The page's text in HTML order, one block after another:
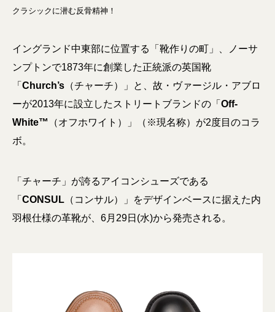
クラシックに潜む反骨精神！
イングランド中東部に位置する「靴作りの町」、ノーサ
ンプトンで1873年に創業した正統派の英国靴
「 Church’s （チャーチ）」と、故・ヴァージル・アブロ
ーが2013年に設立したストリートブランドの「 Off-
White™
（オフホワイト）」（※現名称）が2度目のコラ
ボ。
「チャーチ」が誇るアイコンシューズである
「 CONSUL （コンサル）」をデザインベースに据えた内
羽根仕様の革靴が、6月29日(水)から発売される。